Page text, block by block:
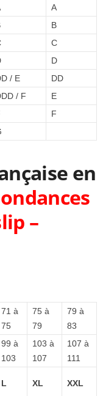
A
B
C
D
/ E
DD
/ F
E
F
en
–
71 à
75
75 à
79
79 à
83
99 à
103
103 à
107
107 à
111
L XL XXL